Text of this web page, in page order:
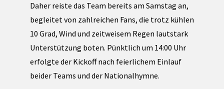
Daher reiste das Team bereits am Samstag an,
begleitet von zahlreichen Fans, die trotz kühlen
10 Grad, Wind und zeitweisem Regen lautstark
Unterstützung boten. Pünktlich um 14:00 Uhr
erfolgte der Kickoff nach feierlichem Einlauf
beider Teams und der Nationalhymne.